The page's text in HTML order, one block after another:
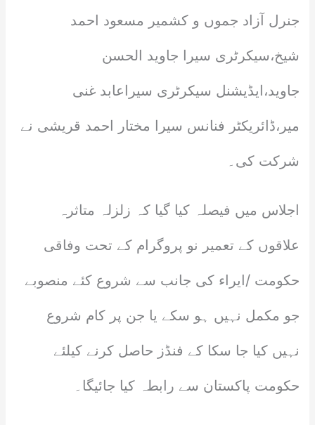
جنرل آزاد جموں و کشمیر مسعود احمد
شیخ،سیکرٹری سیرا جاوید الحسن
جاوید،ایڈیشنل سیکرٹری سیراعابد غنی
میر،ڈائریکٹر فنانس سیرا مختار احمد قریشی نے
شرکت کی۔
اجلاس میں فیصلہ کیا گیا کہ زلزلہ متاثرہ
علاقوں کے تعمیر نو پروگرام کے تحت وفاقی
حکومت /ایراء کی جانب سے شروع کئے منصوبے
جو مکمل نہیں ہو سکے یا جن پر کام شروع
نہیں کیا جا سکا کے فنڈز حاصل کرنے کیلئے
حکومت پاکستان سے رابطہ کیا جائیگا۔